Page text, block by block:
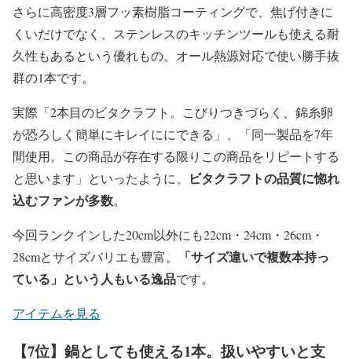
さらに高密度3層フッ素樹脂コーティングで、焦げ付きに
くいだけでなく、ステンレスのキッチンツールも使える耐
久性もあるという優れもの。オール熱源対応で使い勝手抜
群の1本です。
実際「2本目のビタクラフト。こびりつきづらく、錦糸卵
が恐ろしく簡単にキレイににできる」、「同一製品を7年
間使用。この商品が存在する限りこの商品をリピートする
と思います」といったように、
ビタクラフトの品質に惚れ
込むファンが多数。
今回ランクインした20cm以外にも22cm・24cm・26cm・
28cmとサイズバリエも豊富。
「サイズ違いで複数本持っ
ている」という人もいる逸品です。
アイテムを見る
【7位】鍋としても使える1本。扱いやすいと支